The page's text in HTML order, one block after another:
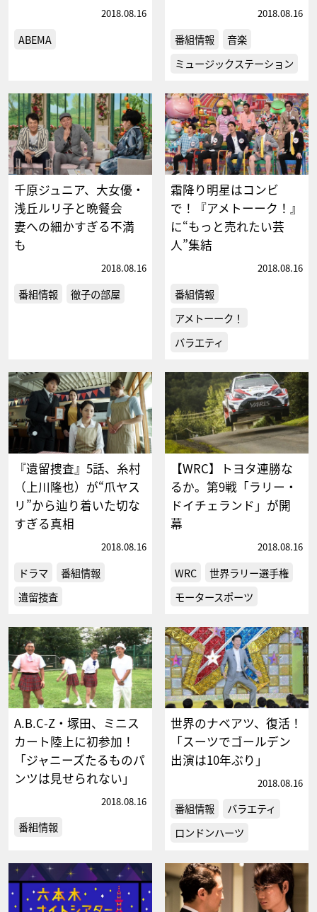
2018.08.16
ABEMA
2018.08.16
番組情報
音楽
ミュージックステーション
千原ジュニア、大女優・
浅丘ルリ子と晩餐会
妻への細かすぎる不満
も
2018.08.16
番組情報 徹子の部屋
霜降り明星はコンビ
で！『アメトーーク！』
に“もっと売れたい芸
人”集結
2018.08.16
番組情報
アメトーーク！
バラエティ
『遺留捜査』5話、糸村
（上川隆也）が“爪ヤス
リ”から辿り着いた切な
すぎる真相
2018.08.16
ドラマ
番組情報
遺留捜査
【WRC】トヨタ連勝な
るか。第9戦「ラリー・
ドイチェランド」が開
幕
2018.08.16
WRC
世界ラリー選手権
モータースポーツ
A.B.C-Z・塚田、ミニス
カート陸上に初参加！
「ジャニーズたるものパ
ンツは見せられない」
2018.08.16
番組情報
世界のナベアツ、復活！
「スーツでゴールデン
出演は10年ぶり」
2018.08.16
番組情報
バラエティ
ロンドンハーツ